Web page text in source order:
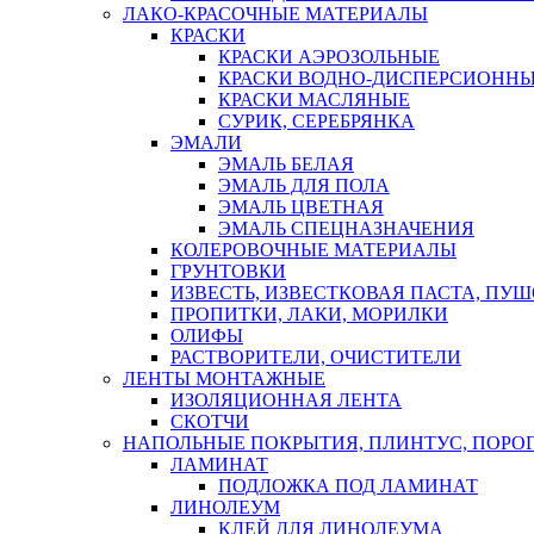
ЛАКО-КРАСОЧНЫЕ МАТЕРИАЛЫ
КРАСКИ
КРАСКИ АЭРОЗОЛЬНЫЕ
КРАСКИ ВОДНО-
КРАСКИ МАСЛЯНЫЕ
СУРИК, СЕРЕБРЯНКА
ЭМАЛИ
ЭМАЛЬ БЕЛАЯ
ЭМАЛЬ ДЛЯ ПОЛА
ЭМАЛЬ ЦВЕТНАЯ
ЭМАЛЬ СПЕЦНАЗНАЧЕНИЯ
КОЛЕРОВОЧНЫЕ МАТЕРИАЛЫ
ГРУНТОВКИ
ИЗВЕСТЬ, ИЗВЕСТКОВАЯ ПАСТА,
ПРОПИТКИ, ЛАКИ, МОРИЛКИ
ОЛИФЫ
РАСТВОРИТЕЛИ, ОЧИСТИТЕЛИ
ЛЕНТЫ МОНТАЖНЫЕ
ИЗОЛЯЦИОННАЯ ЛЕНТА
СКОТЧИ
НАПОЛЬНЫЕ ПОКРЫТИЯ, ПЛИНТУС,
ЛАМИНАТ
ПОДЛОЖКА ПОД ЛАМИНАТ
ЛИНОЛЕУМ
КЛЕЙ ДЛЯ ЛИНОЛЕУМА